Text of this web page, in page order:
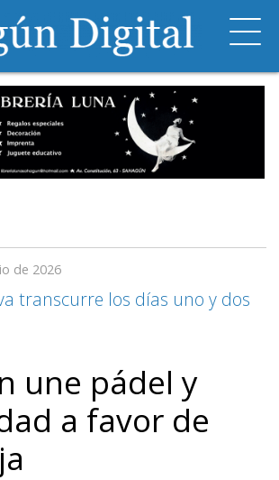
de 2026
transcurre los días uno y dos
une pádel y
a favor de